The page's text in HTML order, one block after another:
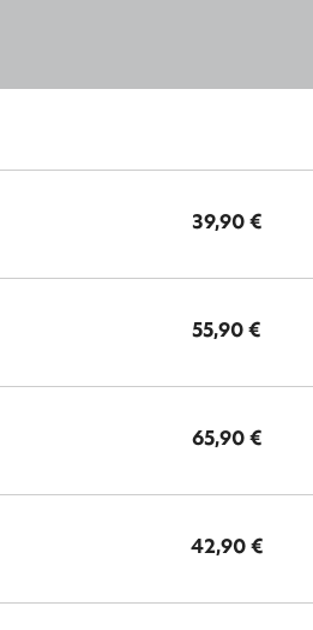
39,90 €
55,90 €
65,90 €
42,90 €